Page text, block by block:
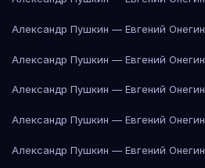
Александр Пушкин — Евгений Онегин
Александр Пушкин — Евгений Онегин
Александр Пушкин — Евгений Онегин
Александр Пушкин — Евгений Онегин
Александр Пушкин — Евгений Онегин